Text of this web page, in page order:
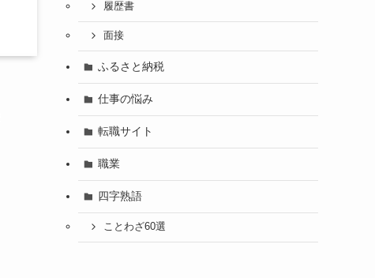
履歴書
面接
ふるさと納税
仕事の悩み
転職サイト
職業
四字熟語
ことわざ60選